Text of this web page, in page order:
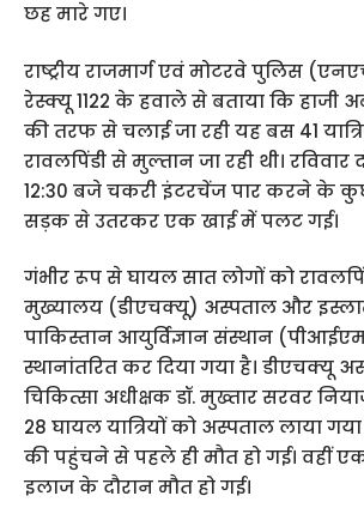
छह मारे गए।
राष्ट्रीय राजमार्ग एवं मोटरवे पुलिस
रेस्क्यू 1122 के हवाले से बताया कि हाजी
की तरफ से चलाई जा रही यह बस 41
रावलपिंडी से मुल्तान जा रही थी।
12:30 बजे चकरी इंटरचेंज पार करने के
सड़क से उतरकर एक खाई में पलट गई।
गंभीर रूप से घायल सात लोगों को
मुख्यालय (डीएचक्यू) अस्पताल और
पाकिस्तान आयुर्विज्ञान संस्थान
स्थानांतरित कर दिया गया है। डीएचक्यू
चिकित्सा अधीक्षक डॉ. मुख्तार सरवर
28 घायल यात्रियों को अस्पताल लाया
की पहुंचने से पहले ही मौत हो गई। वहीं
इलाज के दौरान मौत हो गई।